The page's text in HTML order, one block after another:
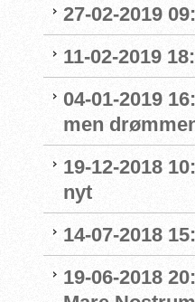
27-02-2019
11-02-2019
04-01-2019
men
19-12-2018
nyt
14-07-2018
19-06-2018